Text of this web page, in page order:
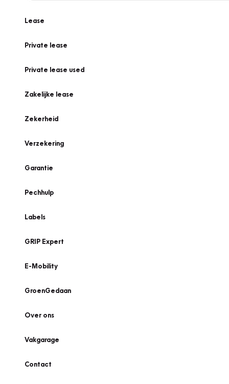
Lease
Private lease
Private lease used
Zakelijke lease
Zekerheid
Verzekering
Garantie
Pechhulp
Labels
GRIP Expert
E-Mobility
GroenGedaan
Over ons
Vakgarage
Contact